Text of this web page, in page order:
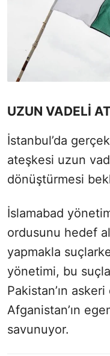
UZUN VADELİ
İstanbul’da
ateşkesi uzun
dönüştürmesi
İslamabad
ordusunu hedef
yapmakla
yönetimi, bu
Pakistan’ın
Afganistan’ın
savunuyor.